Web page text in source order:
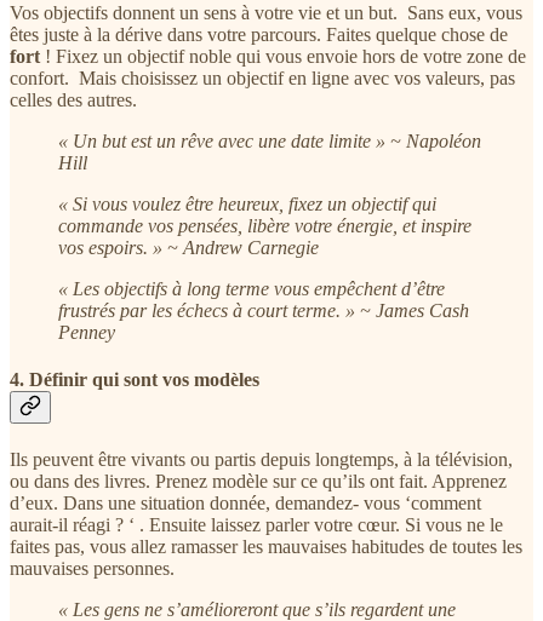
Vos objectifs donnent un sens à votre vie et un but. Sans eux, vous
êtes juste à la dérive dans votre parcours. Faites quelque chose de
fort ! Fixez un objectif noble qui vous envoie hors de votre zone de
confort. Mais choisissez un objectif en ligne avec vos valeurs, pas
celles des autres.
« Un but est un rêve avec une date limite » ~ Napoléon
Hill
« Si vous voulez être heureux, fixez un objectif qui
commande vos pensées, libère votre énergie, et inspire
vos espoirs. » ~ Andrew Carnegie
« Les objectifs à long terme vous empêchent d’être
frustrés par les échecs à court terme. » ~ James Cash
Penney
4. Définir qui sont vos modèles
Ils peuvent être vivants ou partis depuis longtemps, à la télévision,
ou dans des livres. Prenez modèle sur ce qu’ils ont fait. Apprenez
d’eux. Dans une situation donnée, demandez- vous ‘comment
aurait-il réagi ? ‘ . Ensuite laissez parler votre cœur. Si vous ne le
faites pas, vous allez ramasser les mauvaises habitudes de toutes les
mauvaises personnes.
« Les gens ne s’amélioreront que s’ils regardent une